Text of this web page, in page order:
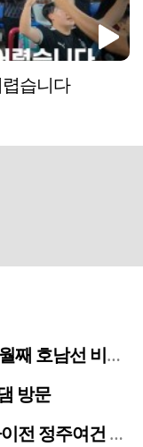
습니다
사 시공사 선정 난항
방문
여건 확보 시급